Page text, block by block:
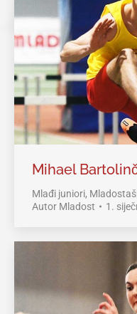
Mihael
Mlađi juniori,
Autor Mladost 1.